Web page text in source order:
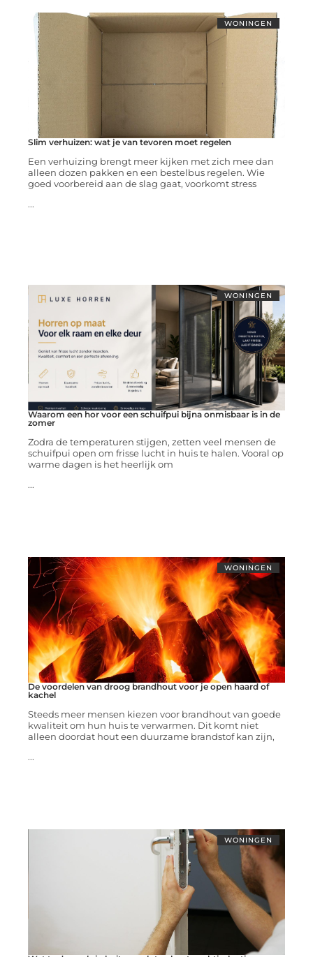
WONINGEN
Slim verhuizen: wat je van tevoren moet regelen
Een verhuizing brengt meer kijken met zich mee dan
alleen dozen pakken en een bestelbus regelen. Wie
goed voorbereid aan de slag gaat, voorkomt stress
...
WONINGEN
Waarom een hor voor een schuifpui bijna onmisbaar is in de
zomer
Zodra de temperaturen stijgen, zetten veel mensen de
schuifpui open om frisse lucht in huis te halen. Vooral op
warme dagen is het heerlijk om
...
WONINGEN
De voordelen van droog brandhout voor je open haard of
kachel
Steeds meer mensen kiezen voor brandhout van goede
kwaliteit om hun huis te verwarmen. Dit komt niet
alleen doordat hout een duurzame brandstof kan zijn,
...
WONINGEN